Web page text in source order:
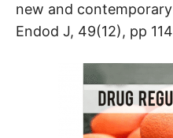
new and
Endod J, 49(12), pp